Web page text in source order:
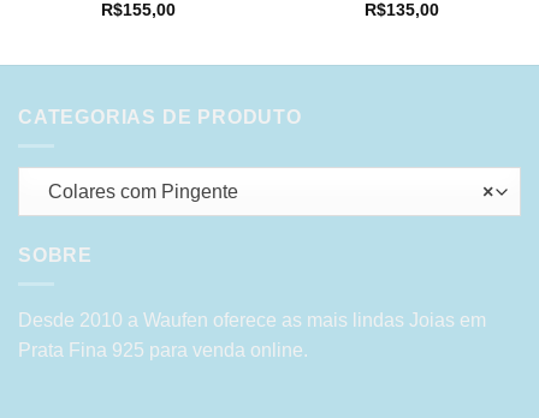
R$155,00
R$135,00
CATEGORIAS DE PRODUTO
×
Colares com Pingente
SOBRE
Desde 2010 a Waufen oferece as mais lindas Joias em
Prata Fina 925 para venda online.